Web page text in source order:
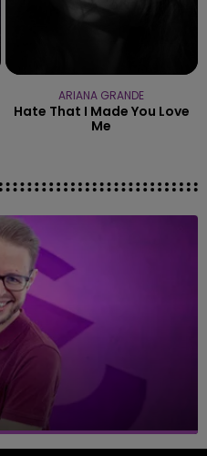
ARIANA GRANDE
Hate That I Made You Love
Me